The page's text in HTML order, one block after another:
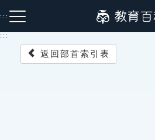
到
主
:::
:::
返回部首索引表